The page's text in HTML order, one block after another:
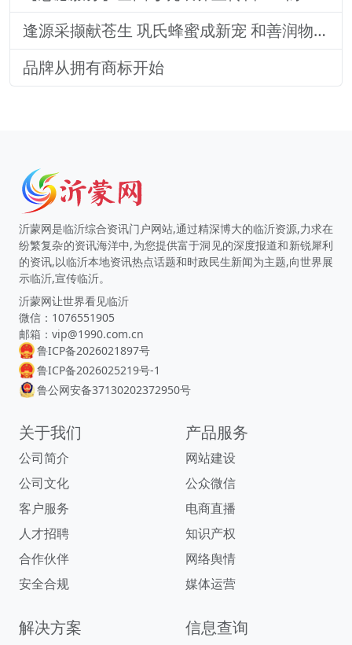
逢源采撷献苍生 巩氏蜂蜜成新宠 和善润物品牌就 养怡之福在沂蒙
品牌从拥有商标开始
沂蒙网是临沂综合资讯门户网站,通过精深博大的临沂资源,力求在
纷繁复杂的资讯海洋中,为您提供富于洞见的深度报道和新锐犀利
的资讯,以临沂本地资讯热点话题和时政民生新闻为主题,向世界展
示临沂,宣传临沂。
沂蒙网让世界看见临沂
微信：1076551905
邮箱：vip@1990.com.cn
鲁ICP备2026021897号
鲁ICP备2026025219号-1
鲁公网安备37130202372950号
关于我们
公司简介
公司文化
客户服务
人才招聘
合作伙伴
安全合规
产品服务
网站建设
公众微信
电商直播
知识产权
网络舆情
媒体运营
解决方案 信息查询